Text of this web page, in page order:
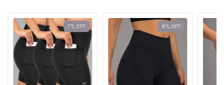
7% OFF 8% OFF